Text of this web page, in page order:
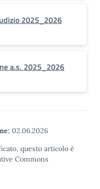
2025_2026
a.s. 2025_2026
02.06.2026
questo articolo è
Commons